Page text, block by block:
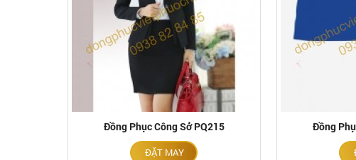
Đồng Phục Công Sở PQ215
ĐẶT MAY
Đồng